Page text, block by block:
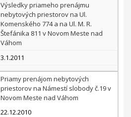
Výsledky priameho prenájmu
nebytových priestorov na Ul.
Komenského 774 a na Ul. M. R.
Štefánika 811 v Novom Meste nad
Váhom
3.1.2011
Priamy prenájom nebytových
priestorov na Námestí slobody č.19 v
Novom Meste nad Váhom
22.12.2010